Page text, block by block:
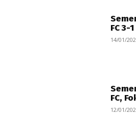
FC 3-1
14/01/
FC,
12/01/